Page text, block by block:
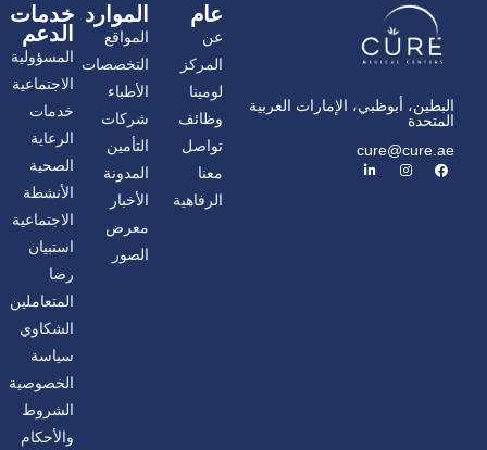
البطين، أبوظبي، الإمارات العربية
المتحدة
cure@cure.ae
ف
ي
ا
ن
ل
ي
عام
عن
المركز
لومينا
وظائف
تواصل
معنا
الرفاهية
الموارد
المواقع
التخصصات
الأطباء
شركات
التأمين
المدونة
الأخبار
معرض
الصور
خدمات
الدعم
المسؤولية
الاجتماعية
خدمات
الرعاية
الصحية
الأنشطة
الاجتماعية
استبيان
رضا
المتعاملين
الشكاوي
سياسة
الخصوصية
الشروط
والأحكام